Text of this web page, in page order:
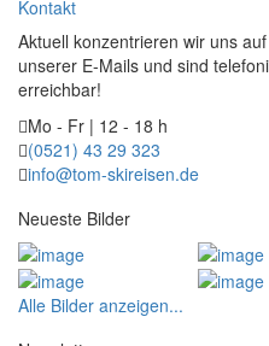
Kontakt
Aktuell konzentrieren wir uns
unserer E-Mails und sind
erreichbar!
Mo - Fr | 12 - 18 h
(0521) 43 29 323
info@tom-skireisen.de
Neueste Bilder
Alle Bilder anzeigen...